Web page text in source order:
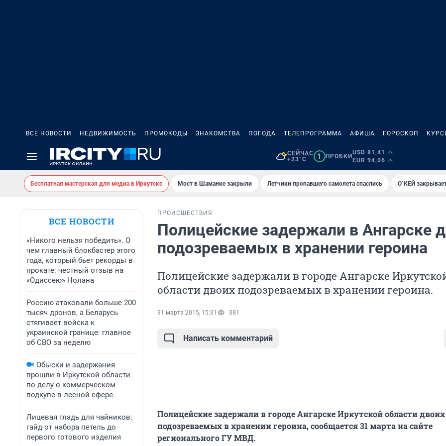
ВСЕ НОВОСТИ НЕДВИЖИМОСТЬ ПРОМОКОДЫ ЗНАКОМСТВА ПОГОДА ТЕЛЕПРОГРАММА АФИША ГОРОСКОП
СЕЙЧАС
+23°C
1 ПРОБКИ
USD 81,41
EUR 94,06
Бесплатная мастерская для медиа в Иркутске Мост в Шаманке закрыли Летчики пропавшего самолета спаслись О`КЕЙ
ВСЕ НОВОСТИ
«Никого нельзя победить». О
чем главный блокбастер этого
года, который бьет рекорды в
прокате: честный отзыв на
«Одиссею» Нолана
Россию атаковали больше 200
тысяч дронов, а Беларусь
стягивает войска к
украинской границе: главное
об СВО за неделю
Обыски и задержания
прошли в Иркутской области
по делу о коммерческом
подкупе в лесной сфере
Лицевая гладь для чайников:
гайд от набора петель до
первого готового изделия
ПРОИСШЕСТВИЯ
Полицейские задержали в Ангарске
подозреваемых в хранении героина
Полицейские задержали в городе Ангарске
области двоих подозреваемых в хранении героина.
31 марта 2015, 15:31 381
Написать комментарий
Полицейские задержали в городе Ангарске Иркутской области двоих
подозреваемых в хранении героина, сообщается 31 марта на сайте
регионального ГУ МВД.